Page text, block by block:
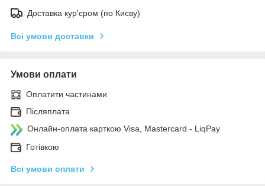
Доставка кур'єром (по Києву)
Всі умови доставки
Умови оплати
Оплатити частинами
Післяплата
Онлайн-оплата карткою Visa, Mastercard - LiqPay
Готівкою
Всі умови оплати